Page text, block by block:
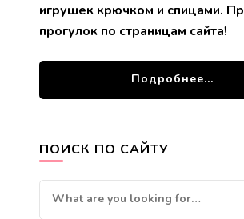
игрушек крючком и спицами.
прогулок по страницам сайта!
Подробнее...
ПОИСК ПО САЙТУ
Looking
for